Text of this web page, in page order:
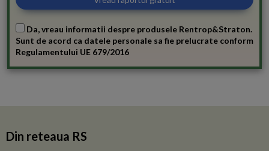
Da, vreau informatii despre produsele Rentrop&Straton.
Sunt de acord ca datele personale sa fie prelucrate conform
Regulamentului UE 679/2016
Din reteaua RS